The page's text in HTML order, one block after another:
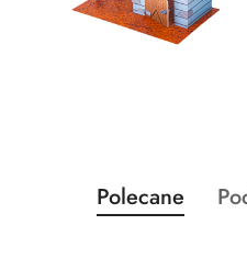
Pomiń karuzelę
Produkty
o
Polecane